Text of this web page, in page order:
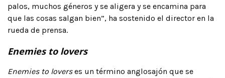
palos, muchos géneros y se aligera y se encamina para
que las cosas salgan bien”, ha sostenido el director en la
rueda de prensa.
Enemies to lovers
Enemies to loverses un término anglosajón que se